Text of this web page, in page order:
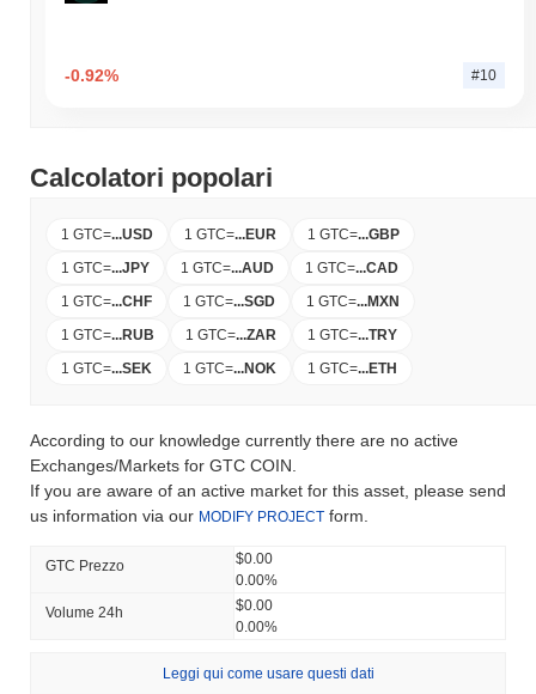
-0.92% #10
Calcolatori popolari
1 GTC=...USD 1 GTC=...EUR 1 GTC=...GBP
1 GTC=...JPY 1 GTC=...AUD 1 GTC=...CAD
1 GTC=...CHF 1 GTC=...SGD 1 GTC=...MXN
1 GTC=...RUB 1 GTC=...ZAR 1 GTC=...TRY
1 GTC=...SEK 1 GTC=...NOK 1 GTC=...ETH
According to our knowledge currently there are no active
Exchanges/Markets for GTC COIN.
If you are aware of an active market for this asset, please send
us information via our MODIFY PROJECT form.
GTC Prezzo
$0.00
0.00%
Volume 24h
$0.00
0.00%
Leggi qui come usare questi dati